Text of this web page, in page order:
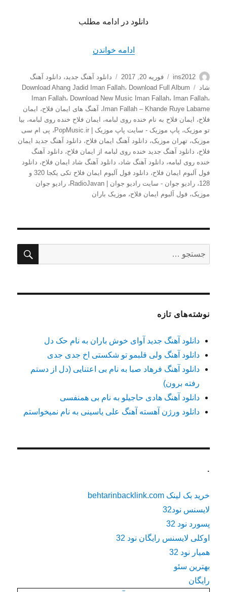
دانلود در ادامه مطلب
ادامه خواندن
نویسنده
ins2012
ارسال
شده
در
فوریه 20, 2017 دسته‌ها
دانلود آهنگ جدید، دانلود آهنگ
شاد
برچسب‌ها Download Ahang Jadid Iman Fallah، Download Full Album
Iman Fallah، Download New Music Iman Fallah، Iman Fallah،
Iman Fallah – Khande Ruye Labame ، آهنگ های ایمان فلاح،
ایمان
فلاح، ایمان فلاح به نام خنده روی لبامه، ایمان فلاح خنده روی لبامه، بیا
تو موزیک، پاپ موزیک - سایت پاپ موزیک | PopMusic.ir ، پی ام سی
موزیک،تهران موزیک، دانلود آهنگ ایمان فلاح، دانلود آهنگ جدید ایمان
فلاح، دانلود آهنگ جدید خنده روی لبامه از ایمان فلاح، دانلود آهنگ
خنده روی لبامه، دانلود آهنگ شاد، دانلود آهنگ شاد ایمان فلاح، دانلود
فول آلبوم ایمان فلاح،
دانلود فول آلبوم ایمان فلاح تکی یکجا 320 و
128،رادیو جوان - سایت رادیو جوان | RadioJavan ،رادیو جوان
موزیک،فول آلبوم ایمان فلاح، موزیک باران
برای:
نوشته‌های تازه
دانلود آهنگ جدید آوای خوش باران به نام حک دل
دانلود آهنگ ولی قلبمو تو شکستی اخ جدی جدی
دانلود آهنگ فرهاد صبا به نام بی اعتنایی (دل از دستم
رفته برون)
دانلود آهنگ هادی حاجیلو به نام بی همنفسی
دانلود ورژن آهسته آهنگ علی یاسینی به نام نمیخواستم
.
خرید بک لینک behtarinbacklink.com
لایسنس نود32
پسورد نود 32
اوکلی لایسنس رایگان نود 32
همیار نود 32
بهترین سئو
رایگان